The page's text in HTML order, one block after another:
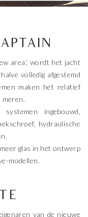
area’, wordt het jacht
volledig afgestemd
maken het relatief
meren.
ingebouwd,
hydraulische
glas in het ontwerp
modellen.
van de nieuwe